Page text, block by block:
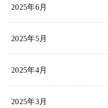
2025年6月
2025年5月
2025年4月
2025年3月